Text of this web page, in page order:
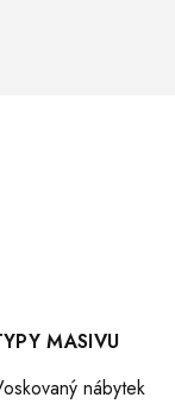
MASIVU
nábytek